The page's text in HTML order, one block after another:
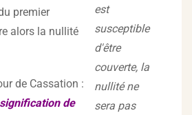
premier
alors la nullité
de Cassation :
de
est
susceptible
d'être
couverte, la
nullité ne
sera pas